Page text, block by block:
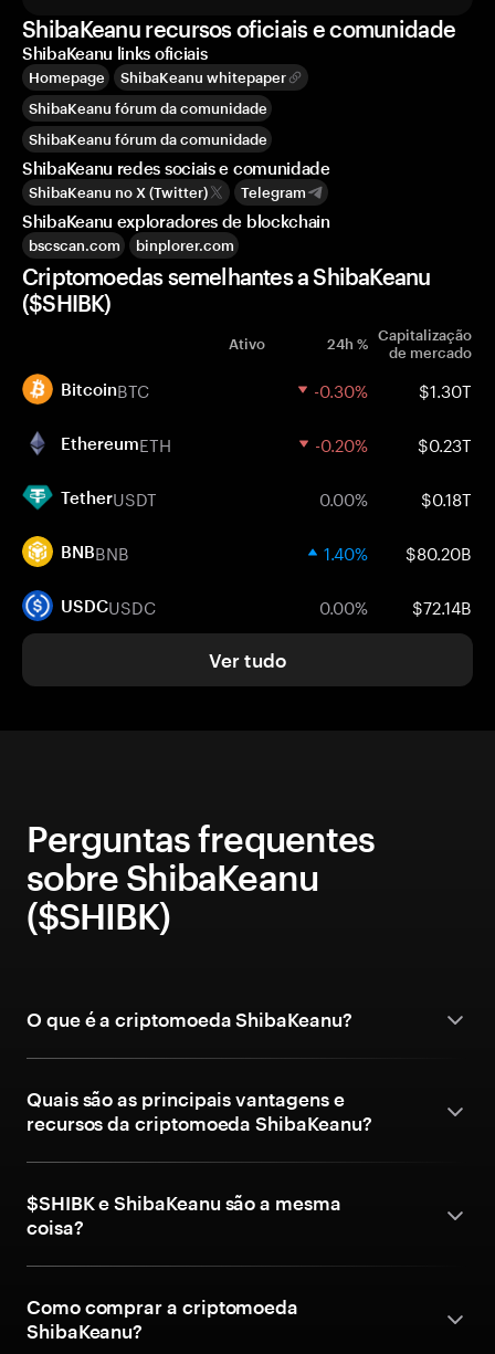
ShibaKeanu recursos oficiais e comunidade
ShibaKeanu links oficiais
Homepage
ShibaKeanu whitepaper
ShibaKeanu fórum da comunidade
ShibaKeanu fórum da comunidade
ShibaKeanu redes sociais e comunidade
ShibaKeanu no X (Twitter) Telegram
ShibaKeanu exploradores de blockchain
bscscan.com binplorer.com
Criptomoedas semelhantes a ShibaKeanu
($SHIBK)
Ativo 24h % Capitalização
de mercado
BitcoinBTC -0.30% $1.30T
EthereumETH -0.20% $0.23T
TetherUSDT 0.00% $0.18T
BNBBNB 1.40% $80.20B
USDCUSDC 0.00% $72.14B
Ver tudo
Perguntas frequentes
sobre ShibaKeanu
($SHIBK)
O que é a criptomoeda ShibaKeanu?
Quais são as principais vantagens e
recursos da criptomoeda ShibaKeanu?
$SHIBK e ShibaKeanu são a mesma
coisa?
Como comprar a criptomoeda
ShibaKeanu?